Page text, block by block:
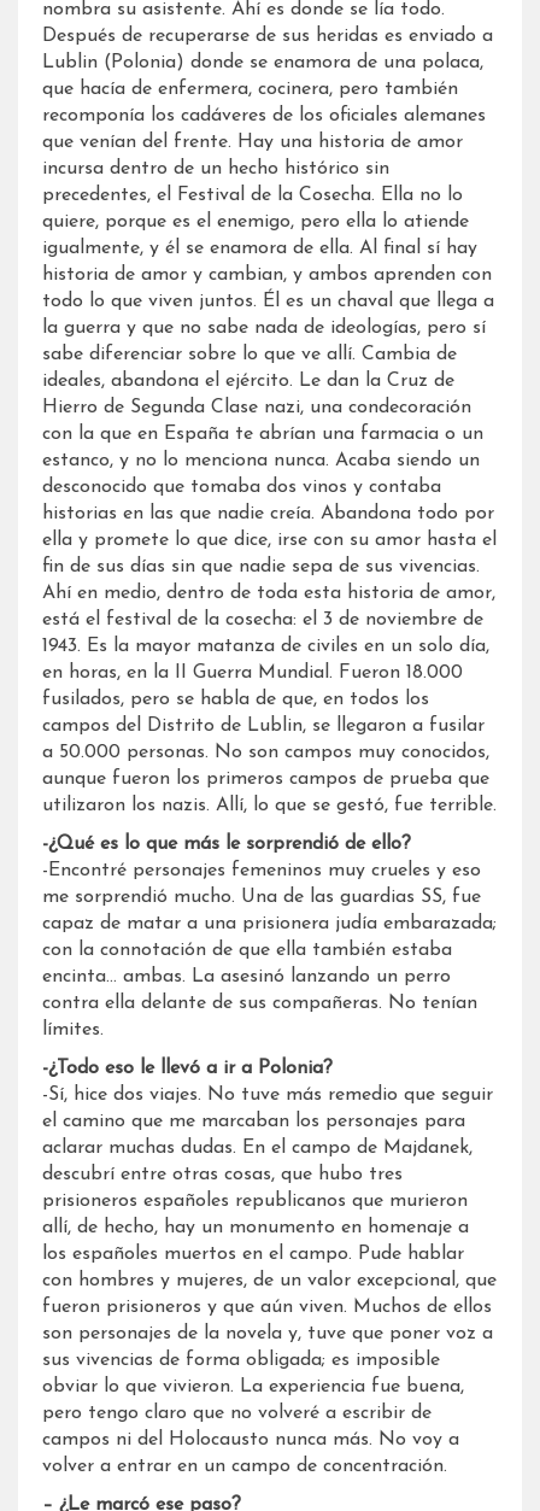
nombra su asistente. Ahí es donde se lía todo.
Después de recuperarse de sus heridas es enviado a
Lublin (Polonia) donde se enamora de una polaca,
que hacía de enfermera, cocinera, pero también
recomponía los cadáveres de los oficiales alemanes
que venían del frente. Hay una historia de amor
incursa dentro de un hecho histórico sin
precedentes, el Festival de la Cosecha. Ella no lo
quiere, porque es el enemigo, pero ella lo atiende
igualmente, y él se enamora de ella. Al final sí hay
historia de amor y cambian, y ambos aprenden con
todo lo que viven juntos. Él es un chaval que llega a
la guerra y que no sabe nada de ideologías, pero sí
sabe diferenciar sobre lo que ve allí. Cambia de
ideales, abandona el ejército. Le dan la Cruz de
Hierro de Segunda Clase nazi, una condecoración
con la que en España te abrían una farmacia o un
estanco, y no lo menciona nunca. Acaba siendo un
desconocido que tomaba dos vinos y contaba
historias en las que nadie creía. Abandona todo por
ella y promete lo que dice, irse con su amor hasta el
fin de sus días sin que nadie sepa de sus vivencias.
Ahí en medio, dentro de toda esta historia de amor,
está el festival de la cosecha: el 3 de noviembre de
1943. Es la mayor matanza de civiles en un solo día,
en horas, en la II Guerra Mundial. Fueron 18.000
fusilados, pero se habla de que, en todos los
campos del Distrito de Lublin, se llegaron a fusilar
a 50.000 personas. No son campos muy conocidos,
aunque fueron los primeros campos de prueba que
utilizaron los nazis. Allí, lo que se gestó, fue terrible.
-¿Qué es lo que más le sorprendió de ello?
-Encontré personajes femeninos muy crueles y eso
me sorprendió mucho. Una de las guardias SS, fue
capaz de matar a una prisionera judía embarazada;
con la connotación de que ella también estaba
encinta… ambas. La asesinó lanzando un perro
contra ella delante de sus compañeras. No tenían
límites.
-¿Todo eso le llevó a ir a Polonia?
-Sí, hice dos viajes. No tuve más remedio que seguir
el camino que me marcaban los personajes para
aclarar muchas dudas. En el campo de Majdanek,
descubrí entre otras cosas, que hubo tres
prisioneros españoles republicanos que murieron
allí, de hecho, hay un monumento en homenaje a
los españoles muertos en el campo. Pude hablar
con hombres y mujeres, de un valor excepcional, que
fueron prisioneros y que aún viven. Muchos de ellos
son personajes de la novela y, tuve que poner voz a
sus vivencias de forma obligada; es imposible
obviar lo que vivieron. La experiencia fue buena,
pero tengo claro que no volveré a escribir de
campos ni del Holocausto nunca más. No voy a
volver a entrar en un campo de concentración.
– ¿Le marcó ese paso?